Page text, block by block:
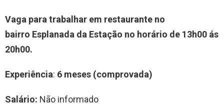
Vaga para trabalhar em restaurante no
bairro Esplanada da Estação no horário de 13h00 ás
20h00.
Experiência: 6 meses (comprovada)
Salário: Não informado